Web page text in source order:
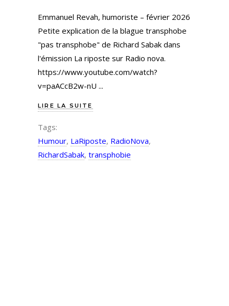
Emmanuel Revah, humoriste – février 2026
Petite explication de la blague transphobe
"pas transphobe" de Richard Sabak dans
l'émission La riposte sur Radio nova.
https://www.youtube.com/watch?
v=paACcB2w-nU
LIRE LA SUITE
Tags:
Humour, LaRiposte, RadioNova,
RichardSabak, transphobie